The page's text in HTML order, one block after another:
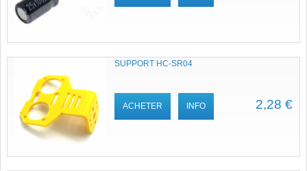
SUPPORT HC-SR04
2,28 €
ACHETER INFO